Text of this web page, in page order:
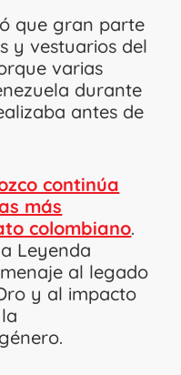
que gran parte
y vestuarios del
varias
durante
antes de
continúa
más
colombiano.
Leyenda
al legado
y al impacto